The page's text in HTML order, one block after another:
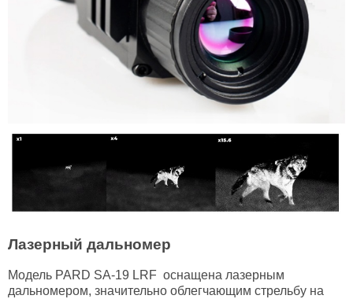
Лазерный дальномер
Модель PARD SA-19 LRF оснащена лазерным
дальномером, значительно облегчающим стрельбу на